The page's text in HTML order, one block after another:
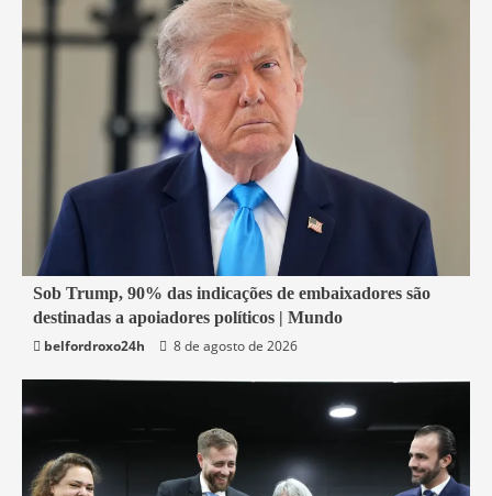
4 min read
Economia
Sob Trump, 90% das indicações de embaixadores são
destinadas a apoiadores políticos | Mundo
belfordroxo24h
8 de agosto de 2026